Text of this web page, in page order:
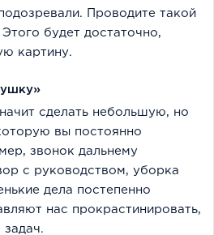
Проводите такой
будет достаточно,
картину.
сделать небольшую, но
вы постоянно
звонок дальнему
с руководством, уборка
дела постепенно
нас прокрастинировать,